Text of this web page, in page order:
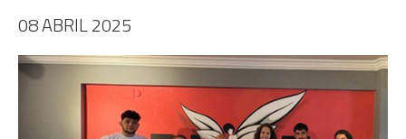
08 ABRIL 2025